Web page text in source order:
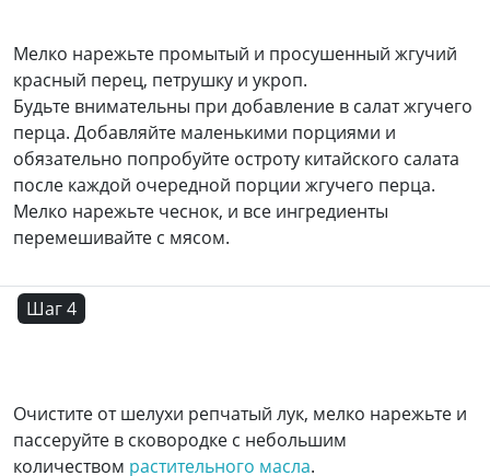
Мелко нарежьте промытый и просушенный жгучий
красный перец, петрушку и укроп.
Будьте внимательны при добавление в салат жгучего
перца. Добавляйте маленькими порциями и
обязательно попробуйте остроту китайского салата
после каждой очередной порции жгучего перца.
Мелко нарежьте чеснок, и все ингредиенты
перемешивайте с мясом.
Шаг 4
Очистите от шелухи репчатый лук, мелко нарежьте и
пассеруйте в сковородке с небольшим
количеством растительного масла.